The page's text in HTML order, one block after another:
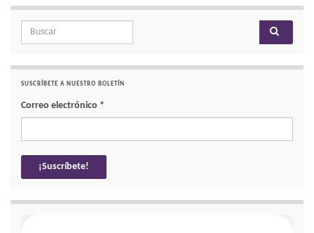
Search for:
SUSCRÍBETE A NUESTRO BOLETÍN
Correo electrónico *